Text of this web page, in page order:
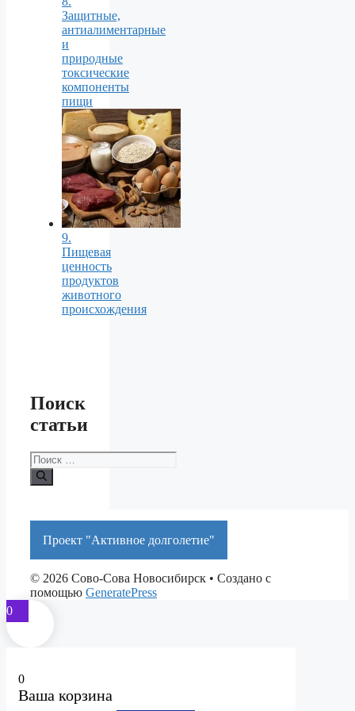
Защитные,
антиалиментарные
и
природные
токсические
компоненты
пищи
9.
Пищевая
ценность
продуктов
животного
происхождения
Поиск
статьи
Поиск:
Проект "Активное долголетие"
© 2026 Сово-Сова Новосибирск • Создано с
помощью GeneratePress
0
0
Ваша корзина